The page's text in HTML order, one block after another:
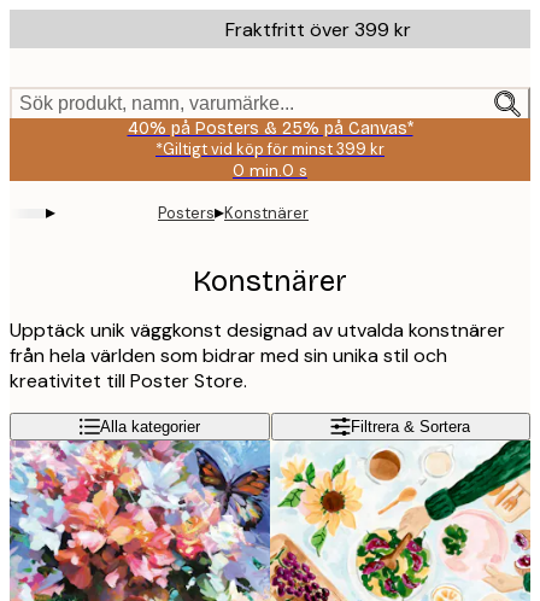
to
content.
Fraktfritt över 399 kr
Sök produkt, namn, varumärke...
40% på Posters & 25% på Canvas*
*Giltigt vid köp för minst 399 kr
0 min.0 s
Giltig
och
2026-
08-
▸ Posters▸Konstnärer
Konstnärer
Upptäck unik väggkonst designad av utvalda konstnärer
från hela världen som bidrar med sin unika stil och
kreativitet till Poster Store.
Alla kategorier Filtrera & Sortera